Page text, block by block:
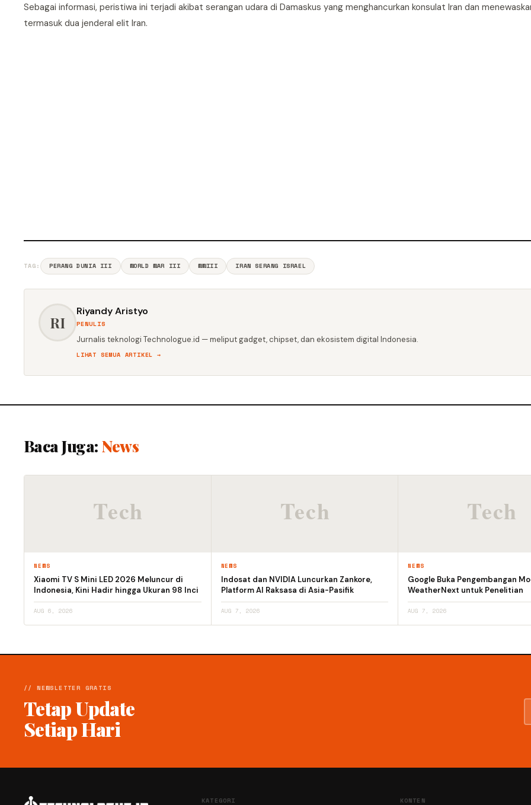
Sebagai informasi, peristiwa ini terjadi akibat serangan udara di Damaskus yang menghancurkan konsulat Iran dan
termasuk dua jenderal elit Iran.
TAG: PERANG DUNIA III WORLD WAR III WWIII IRAN SERANG ISRAEL
RI
Riyandy Aristyo
PENULIS
Jurnalis teknologi Technologue.id — meliput gadget, chipset, dan ekosistem digital Indonesia.
LIHAT SEMUA ARTIKEL →
Baca Juga: News
NEWS
Xiaomi TV S Mini LED 2026 Meluncur di
Indonesia, Kini Hadir hingga Ukuran 98 Inci
AUG 6, 2026
NEWS
Indosat dan NVIDIA Luncurkan Zankore,
Platform AI Raksasa di Asia-Pasifik
AUG 7, 2026
NEWS
Google Buka Pengembangan
WeatherNext untuk Penelitian
AUG 7, 2026
// NEWSLETTER GRATIS
Tetap Update
Setiap Hari
KATEGORI KONTEN